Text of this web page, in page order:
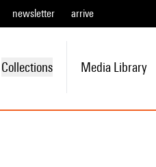
newsletter arrive
Collections Media Library